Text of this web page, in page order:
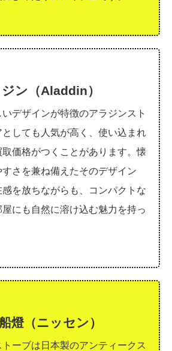
ン（Aladdin）
デザインが特徴のアラジンスト
しても人気が高く、使い込まれ
価格がつくことがあります。懐
さを兼ね備えたそのデザイン
を放ちながらも、コンパクトな
にも自然に溶け込む魅力を持っ
燈（ニッセン）
ーブは日本製のアンティークス